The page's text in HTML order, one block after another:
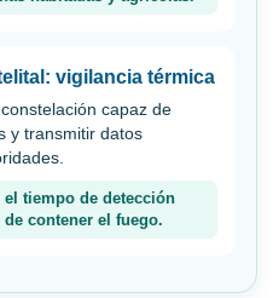
vigilancia térmica
capaz de
y transmitir datos
tiempo de detección
contener el fuego.